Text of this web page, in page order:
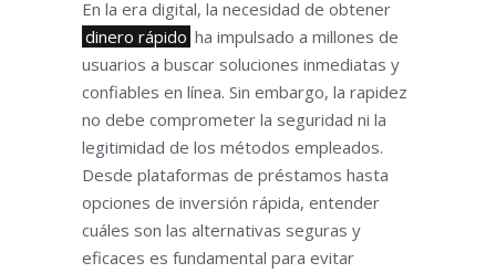
En la era digital, la necesidad de obtener
dinero rápido ha impulsado a millones de
usuarios a buscar soluciones inmediatas y
confiables en línea. Sin embargo, la rapidez
no debe comprometer la seguridad ni la
legitimidad de los métodos empleados.
Desde plataformas de préstamos hasta
opciones de inversión rápida, entender
cuáles son las alternativas seguras y
eficaces es fundamental para evitar